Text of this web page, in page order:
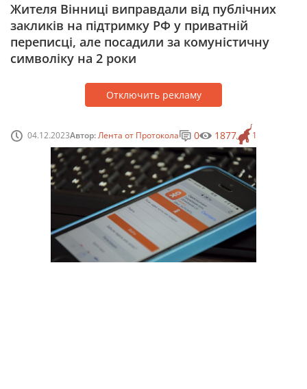
Жителя Вінниці виправдали від публічних
закликів на підтримку РФ у приватній
переписці, але посадили за комуністичну
символіку на 2 роки
Отключить рекламу
04.12.2023Автор:Лента от Протокола 1
0 1877